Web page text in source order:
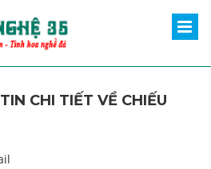
CHI TIẾT VỀ CHIẾU